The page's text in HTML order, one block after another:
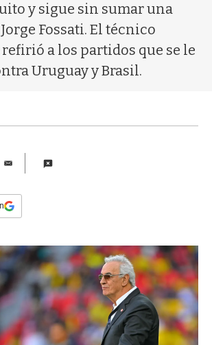
y sigue sin sumar una
Fossati. El técnico
a los partidos que se le
Uruguay y Brasil.
E
i
l